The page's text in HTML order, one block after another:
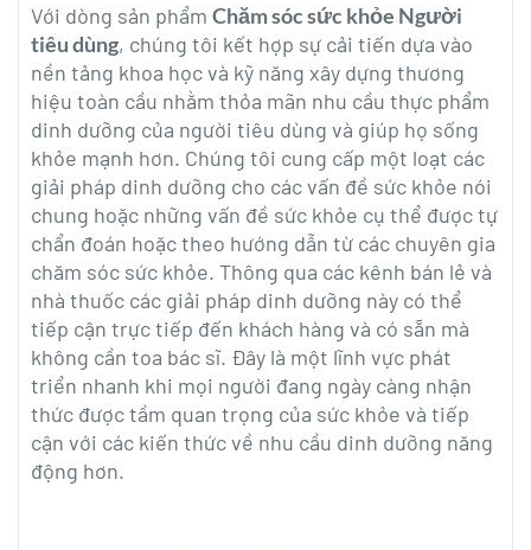
Với dòng sản phẩm Chăm sóc sức khỏe Người
tiêu dùng, chúng tôi kết hợp sự cải tiến dựa vào
nền tảng khoa học và kỹ năng xây dựng thương
hiệu toàn cầu nhằm thỏa mãn nhu cầu thực phẩm
dinh dưỡng của người tiêu dùng và giúp họ sống
khỏe mạnh hơn. Chúng tôi cung cấp một loạt các
giải pháp dinh dưỡng cho các vấn đề sức khỏe nói
chung hoặc những vấn đề sức khỏe cụ thể được tự
chẩn đoán hoặc theo hướng dẫn từ các chuyên gia
chăm sóc sức khỏe. Thông qua các kênh bán lẻ và
nhà thuốc các giải pháp dinh dưỡng này có thể
tiếp cận trực tiếp đến khách hàng và có sẵn mà
không cần toa bác sĩ. Đây là một lĩnh vực phát
triển nhanh khi mọi người đang ngày càng nhận
thức được tầm quan trọng của sức khỏe và tiếp
cận với các kiến thức về nhu cầu dinh dưỡng năng
động hơn.